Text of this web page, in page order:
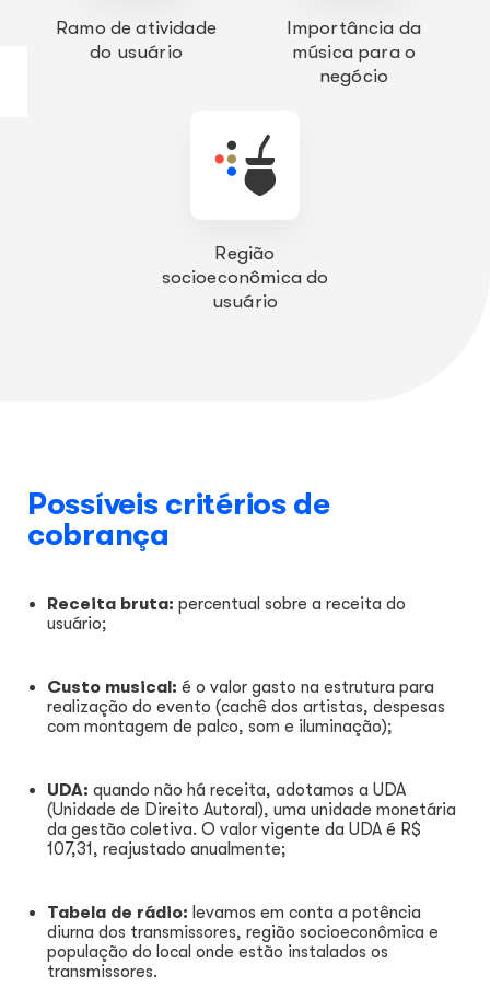
Ramo de atividade
do usuário
Importância da
música para o
negócio
Região
socioeconômica do
usuário
Possíveis critérios de
cobrança
Receita bruta: percentual sobre a receita do
usuário;
Custo musical: é o valor gasto na estrutura para
realização do evento (cachê dos artistas, despesas
com montagem de palco, som e iluminação);
UDA: quando não há receita, adotamos a UDA
(Unidade de Direito Autoral), uma unidade monetária
da gestão coletiva. O valor vigente da UDA é R$
107,31, reajustado anualmente;
Tabela de rádio: levamos em conta a potência
diurna dos transmissores, região socioeconômica e
população do local onde estão instalados os
transmissores.